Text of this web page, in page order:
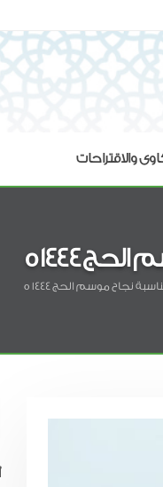
والاقتراحات
1444 ه
نجاح موسم الحج 1444 ه